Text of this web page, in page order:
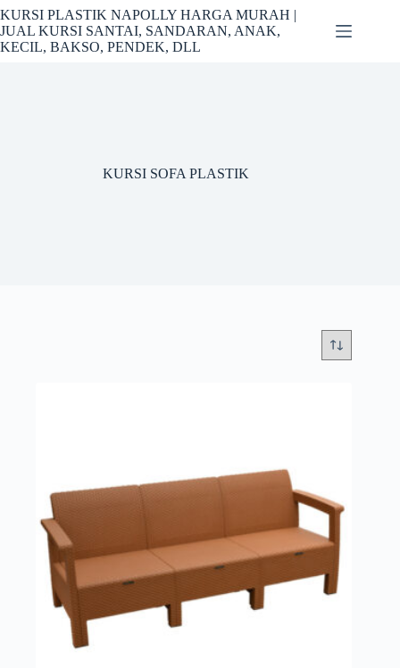
Skip
to
content
KURSI PLASTIK NAPOLLY HARGA MURAH |
JUAL KURSI SANTAI, SANDARAN, ANAK,
KECIL, BAKSO, PENDEK, DLL
KURSI SOFA PLASTIK